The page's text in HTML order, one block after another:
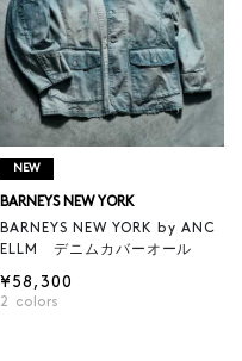
NEW
BARNEYS NEW YORK
BARNEYS NEW YORK by ANC
ELLM デニムカバーオール
¥58,300
2 colors